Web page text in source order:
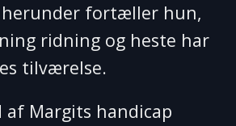
herunder fortæller hun,
ridning og heste har
tilværelse.
af Margits handicap